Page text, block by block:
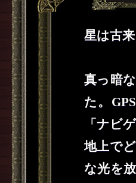
星は古
真っ暗
た。
「ナビ
地上で
な光を